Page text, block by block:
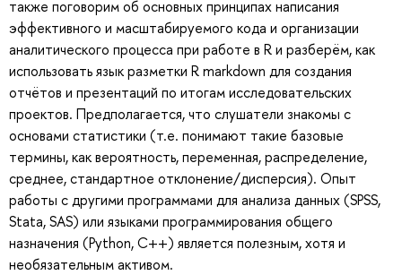
также поговорим об основных принципах написания
эффективного и масштабируемого кода и организации
аналитического процесса при работе в R и разберём, как
использовать язык разметки R markdown для создания
отчётов и презентаций по итогам исследовательских
проектов. Предполагается, что слушатели знакомы с
основами статистики (т.е. понимают такие базовые
термины, как вероятность, переменная, распределение,
среднее, стандартное отклонение/дисперсия). Опыт
работы с другими программами для анализа данных (SPSS,
Stata, SAS) или языками программирования общего
назначения (Python, C++) является полезным, хотя и
необязательным активом.